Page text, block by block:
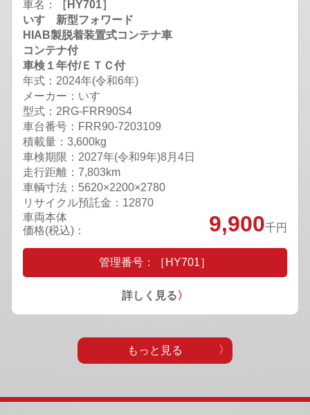
車名：
［HY701］
いすゞ新型フォワード
HIAB製脱着装置式コンテナ車
コンテナ付
車検１年付/ＥＴＣ付
年式：2024年(令和6年)
メーカー：いすゞ
型式：2RG-FRR90S4
車台番号：FRR90-7203109
積載量：3,600kg
車検期限： 2027年(令和9年)8月4日
走行距離：7,803km
車輌寸法：5620×2200×2780
リサイクル預託金：12870
車両本体
価格(税込)：
9,900千円
管理番号：［HY701］
詳しく見る〉
もっと見る